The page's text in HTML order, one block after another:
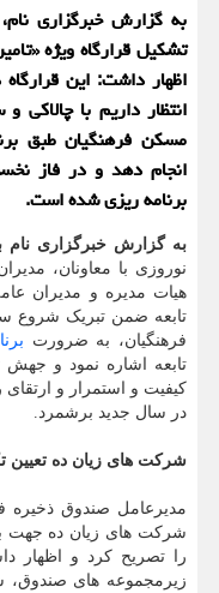
به گزارش خبرگزاری
تشکیل قرارگاه ویژه
اظهار داشت: این
انتظار داریم با
مسکن فرهنگیان طبق
برنامه ریزی شده است.
به گزارش خبرگزاری نام
نوروزی با معاونان،
هیات مدیره و مدیران
فرهنگیان، به ضرورت
تابعه اشاره نمود و جهش
کیفیت و استمرار و
در سال جدید برشمرد.
شرکت های زیان ده تعیین
مدیرعامل صندوق ذخیره
شرکت های زیان ده جهت
را تصریح کرد و اظهار
زیرمجموعه های صندوق،